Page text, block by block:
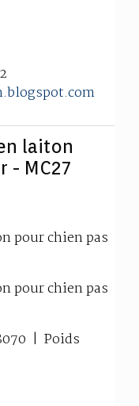
laiton
- MC27
pour chien pas
pour chien pas
| Poids